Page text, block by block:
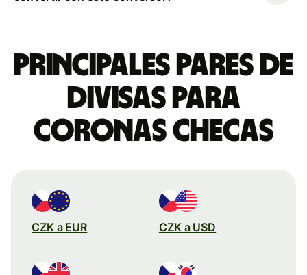
Principales pares de
divisas para
coronas checas
CZK a EUR CZK a USD